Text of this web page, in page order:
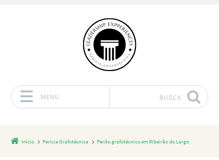
MENU BUSCA
Início Perícia Grafotécnica Perito grafotécnico em Ribeirão do Largo